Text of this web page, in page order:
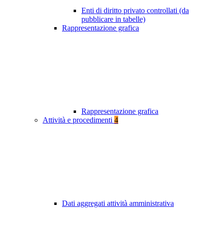
Enti di diritto privato controllati (da
pubblicare in tabelle)
Rappresentazione grafica
Rappresentazione grafica
Attività e procedimenti 4
Dati aggregati attività amministrativa